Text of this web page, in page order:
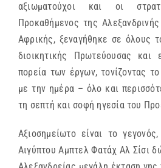
αξιωματούχοι και οι
Προκαθήμενος της
Αφρικής, ξεναγήθηκε σε όλους
διοικητικής Πρωτεύουσας και
πορεία των έργων, τονίζοντας
με την ημέρα – όλο και
τη σεπτή και σοφή ηγεσία του
Αξιοσημείωτο είναι το
Αιγύπτου Αμπτελ Φατάχ Αλ Σίσι